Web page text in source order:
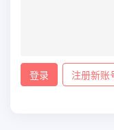
登录 注册新账